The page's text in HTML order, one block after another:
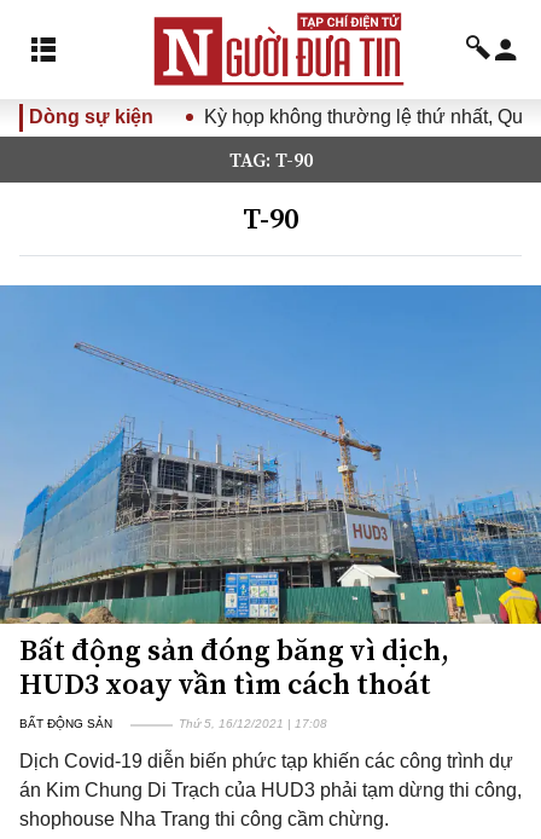
Dòng sự kiện Kỳ họp không thường lệ thứ nhất, Quốc
TAG: T-90
T-90
Bất động sản đóng băng vì dịch,
HUD3 xoay vần tìm cách thoát
BẤT ĐỘNG SẢN Thứ 5, 16/12/2021 | 17:08
Dịch Covid-19 diễn biến phức tạp khiến các công trình dự
án Kim Chung Di Trạch của HUD3 phải tạm dừng thi công,
shophouse Nha Trang thi công cầm chừng.